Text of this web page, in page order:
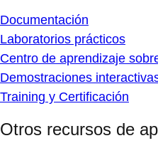
Documentación
Laboratorios prácticos
Centro de aprendizaje
Demostraciones
Training y Certificación
Otros recursos de